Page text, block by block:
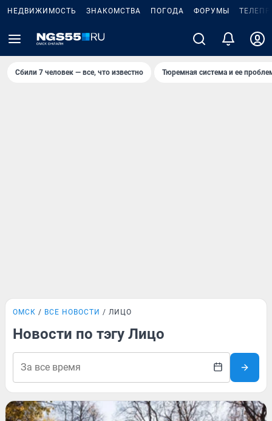
НЕДВИЖИМОСТЬ ЗНАКОМСТВА ПОГОДА ФОРУМЫ
Сбили 7 человек — все, что известно Тюремная система и ее
ОМСК ВСЕ НОВОСТИ ЛИЦО
Новости по тэгу Лицо